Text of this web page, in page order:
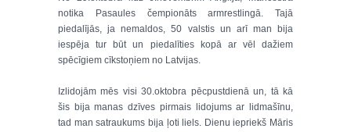
notika Pasaules čempionāts armrestlingā. Tajā
piedalījās, ja nemaldos, 50 valstis un arī man bija
iespēja tur būt un piedalīties kopā ar vēl dažiem
spēcīgiem cīkstoņiem no Latvijas.
Izlidojām mēs visi 30.oktobra pēcpustdienā un, tā kā
šis bija manas dzīves pirmais lidojums ar lidmašīnu,
tad man satraukums bija ļoti liels. Dienu iepriekš Māris